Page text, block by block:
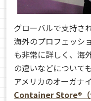
グローバルで支持さ
海外のプロフェッシ
も非常に詳しく、海
の違いなどについて
アメリカのオーガナ
Container Store®（